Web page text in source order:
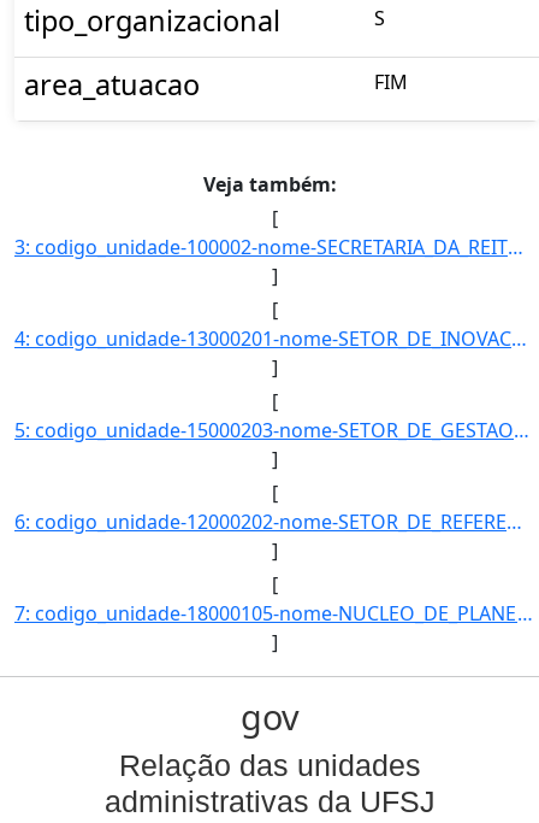
tipo_organizacional S
area_atuacao FIM
Veja também:
[
3: codigo_unidade-100002-nome-SECRETARIA_DA_REITORIA-email-null-telefones-null-data_criacao-null-classi]
]
[
4: codigo_unidade-13000201-nome-SETOR_DE_INOVACAO_E_PROPRIEDADE_INTELECTUAL-email-null-telefones-null-d]
]
[
5: codigo_unidade-15000203-nome-SETOR_DE_GESTAO_E_CONTROLE_DE_DIARIAS_E_PASSAGENS-email-null-telefones-]
]
[
6: codigo_unidade-12000202-nome-SETOR_DE_REFERENCIA_E_EMPRESTIMO_DO_CAMPUS_ALTO_PARAOPEBA-email-null-te]
]
[
7: codigo_unidade-18000105-nome-NUCLEO_DE_PLANEJAMENTO_ESTRATEGICO-email-p-telefones-+553233795492-data]
]
gov
Relação das unidades
administrativas da UFSJ